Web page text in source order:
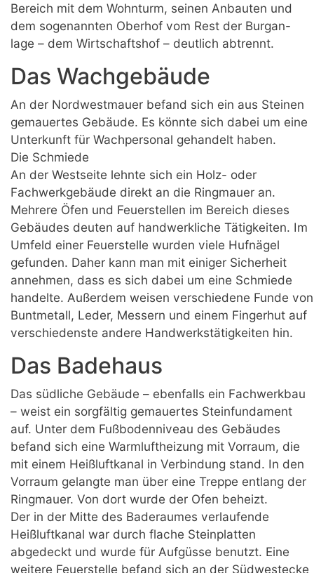
Bereich mit dem Wohnturm, seinen Anbauten und
dem sogenannten Oberhof vom Rest der Burgan-
lage – dem Wirtschaftshof – deutlich abtrennt.
Das Wachgebäude
An der Nordwestmauer befand sich ein aus Steinen
gemauertes Gebäude. Es könnte sich dabei um eine
Unterkunft für Wachpersonal gehandelt haben.
Die Schmiede
An der Westseite lehnte sich ein Holz- oder
Fachwerkgebäude direkt an die Ringmauer an.
Mehrere Öfen und Feuerstellen im Bereich dieses
Gebäudes deuten auf handwerkliche Tätigkeiten. Im
Umfeld einer Feuerstelle wurden viele Hufnägel
gefunden. Daher kann man mit einiger Sicherheit
annehmen, dass es sich dabei um eine Schmiede
handelte. Außerdem weisen verschiedene Funde von
Buntmetall, Leder, Messern und einem Fingerhut auf
verschiedenste andere Handwerkstätigkeiten hin.
Das Badehaus
Das südliche Gebäude – ebenfalls ein Fachwerkbau
– weist ein sorgfältig gemauertes Steinfundament
auf. Unter dem Fußbodenniveau des Gebäudes
befand sich eine Warmluftheizung mit Vorraum, die
mit einem Heißluftkanal in Verbindung stand. In den
Vorraum gelangte man über eine Treppe entlang der
Ringmauer. Von dort wurde der Ofen beheizt.
Der in der Mitte des Baderaumes verlaufende
Heißluftkanal war durch flache Steinplatten
abgedeckt und wurde für Aufgüsse benutzt. Eine
weitere Feuerstelle befand sich an der Südwestecke